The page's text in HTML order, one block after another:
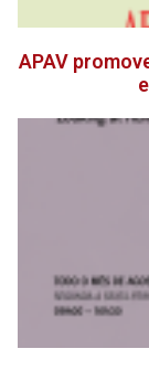
APAV